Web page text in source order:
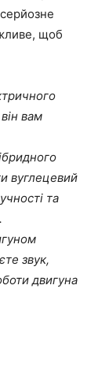
щоб
вам
вуглецевий
та
звук,
двигуна